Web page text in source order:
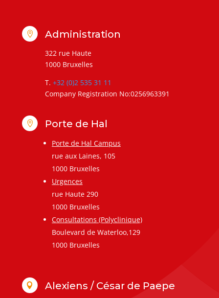
 Administration
322 rue Haute
1000 Bruxelles
T. +32 (0)2 535 31 11
Company Registration No:0256963391
 Porte de Hal
Porte de Hal Campus
rue aux Laines, 105
1000 Bruxelles
Urgences
rue Haute 290
1000 Bruxelles
Consultations (Polyclinique)
Boulevard de Waterloo,129
1000 Bruxelles
 Alexiens / César de Paepe